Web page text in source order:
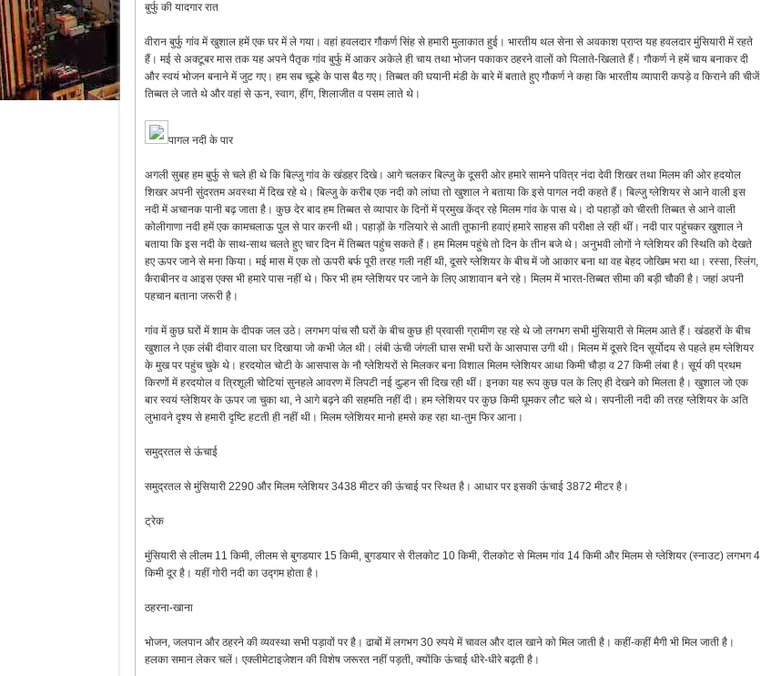
बुर्फु की यादगार रात
वीरान बुर्फु गांव में खुशाल हमें एक घर में ले गया। वहां हवलदार गौकर्ण सिंह से हमारी मुलाकात हुई। भारतीय थल सेना से अवकाश प्राप्त यह हवलदार मुंसियारी में रहते
हैं। मई से अक्टूबर मास तक यह अपने पैतृक गांव बुर्फु में आकर अकेले ही चाय तथा भोजन पकाकर ठहरने वालों को पिलाते-खिलाते हैं। गौकर्ण ने हमें चाय बनाकर दी
और स्वयं भोजन बनाने में जुट गए। हम सब चूल्हे के पास बैठ गए। तिब्बत की घयानी मंडी के बारे में बताते हुए गौकर्ण ने कहा कि भारतीय व्यापारी कपड़े व किराने की चीजें
तिब्बत ले जाते थे और वहां से ऊन, स्वाग, हींग, शिलाजीत व पसम लाते थे।
पागल नदी के पार
अगली सुबह हम बुर्फु से चले ही थे कि बिल्जु गांव के खंडहर दिखे। आगे चलकर बिल्जु के दूसरी ओर हमारे सामने पवित्र नंदा देवी शिखर तथा मिलम की ओर हदयोल
शिखर अपनी सुंदरतम अवस्था में दिख रहे थे। बिल्जु के करीब एक नदी को लांघा तो खुशाल ने बताया कि इसे पागल नदी कहते हैं। बिल्जु ग्लेशियर से आने वाली इस
नदी में अचानक पानी बढ़ जाता है। कुछ देर बाद हम तिब्बत से व्यापार के दिनों में प्रमुख केंद्र रहे मिलम गांव के पास थे। दो पहाड़ों को चीरती तिब्बत से आने वाली
कोलीगाणा नदी हमें एक कामचलाऊ पुल से पार करनी थी। पहाड़ों के गलियारे से आती तूफानी हवाएं हमारे साहस की परीक्षा ले रही थीं। नदी पार पहुंचकर खुशाल ने
बताया कि इस नदी के साथ-साथ चलते हुए चार दिन में तिब्बत पहुंच सकते हैं। हम मिलम पहुंचे तो दिन के तीन बजे थे। अनुभवी लोगों ने ग्लेशियर की स्थिति को देखते
हए ऊपर जाने से मना किया। मई मास में एक तो ऊपरी बर्फ पूरी तरह गली नहीं थी, दूसरे ग्लेशियर के बीच में जो आकार बना था वह बेहद जोखिम भरा था। रस्सा, स्लिंग,
कैराबीनर व आइस एक्स भी हमारे पास नहीं थे। फिर भी हम ग्लेशियर पर जाने के लिए आशावान बने रहे। मिलम में भारत-तिब्बत सीमा की बड़ी चौकी है। जहां अपनी
पहचान बताना जरूरी है।
गांव में कुछ घरों में शाम के दीपक जल उठे। लगभग पांच सौ घरों के बीच कुछ ही प्रवासी ग्रामीण रह रहे थे जो लगभग सभी मुंसियारी से मिलम आते हैं। खंडहरों के बीच
खुशाल ने एक लंबी दीवार वाला घर दिखाया जो कभी जेल थी। लंबी ऊंची जंगली घास सभी घरों के आसपास उगी थी। मिलम में दूसरे दिन सूर्योदय से पहले हम ग्लेशियर
के मुख पर पहुंच चुके थे। हरदयोल चोटी के आसपास के नौ ग्लेशियरों से मिलकर बना विशाल मिलम ग्लेशियर आधा किमी चौड़ा व 27 किमी लंबा है। सूर्य की प्रथम
किरणों में हरदयोल व त्रिशूली चोटियां सुनहले आवरण में लिपटी नई दुल्हन सी दिख रही थीं। इनका यह रूप कुछ पल के लिए ही देखने को मिलता है। खुशाल जो एक
बार स्वयं ग्लेशियर के ऊपर जा चुका था, ने आगे बढ़ने की सहमति नहीं दी। हम ग्लेशियर पर कुछ किमी घूमकर लौट चले थे। सपनीली नदी की तरह ग्लेशियर के अति
लुभावने दृश्य से हमारी दृष्टि हटती ही नहीं थी। मिलम ग्लेशियर मानो हमसे कह रहा था-तुम फिर आना।
समुद्रतल से ऊंचाई
समुद्रतल से मुंसियारी 2290 और मिलम ग्लेशियर 3438 मीटर की ऊंचाई पर स्थित है। आधार पर इसकी ऊंचाई 3872 मीटर है।
ट्रेक
मुंसियारी से लीलम 11 किमी, लीलम से बुगडयार 15 किमी, बुगडयार से रीलकोट 10 किमी, रीलकोट से मिलम गांव 14 किमी और मिलम से ग्लेशियर (स्नाउट) लगभग 4
किमी दूर है। यहीं गोरी नदी का उद्गम होता है।
ठहरना-खाना
भोजन, जलपान और ठहरने की व्यवस्था सभी पड़ावों पर है। ढाबों में लगभग 30 रुपये में चावल और दाल खाने को मिल जाती है। कहीं-कहीं मैगी भी मिल जाती है।
हलका समान लेकर चलें। एक्लीमेटाइजेशन की विशेष जरूरत नहीं पड़ती, क्योंकि ऊंचाई धीरे-धीरे बढ़ती है।